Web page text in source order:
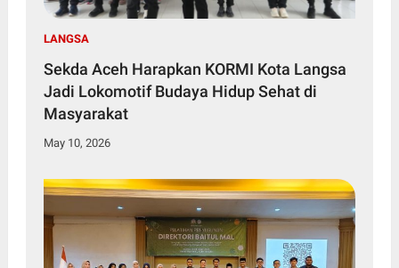
LANGSA
Sekda Aceh Harapkan KORMI Kota Langsa
Jadi Lokomotif Budaya Hidup Sehat di
Masyarakat
May 10, 2026